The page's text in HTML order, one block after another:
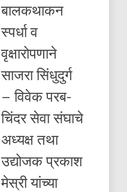
व
बालकथाकन
स्पर्धा व
वृक्षारोपणाने
साजरा सिंधुदुर्ग
– विवेक परब-
चिंदर सेवा संघाचे
अध्यक्ष तथा
उद्योजक प्रकाश
मेस्री यांच्या